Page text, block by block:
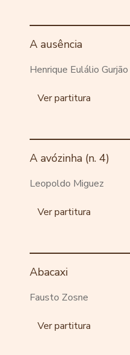
A ausência
Henrique Eulálio Gurjão
Ver partitura
A avózinha (n. 4)
Leopoldo Miguez
Ver partitura
Abacaxi
Fausto Zosne
Ver partitura